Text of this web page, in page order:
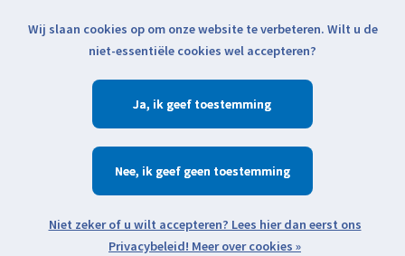
Klik voor actuele verzendinformatie...
Verlanglijst
Zoeken
Open webshop menu
Wij slaan cookies op om onze website te verbeteren. Wilt u de
niet-essentiële cookies wel accepteren?
Ja
Nee
Meer over cookies »